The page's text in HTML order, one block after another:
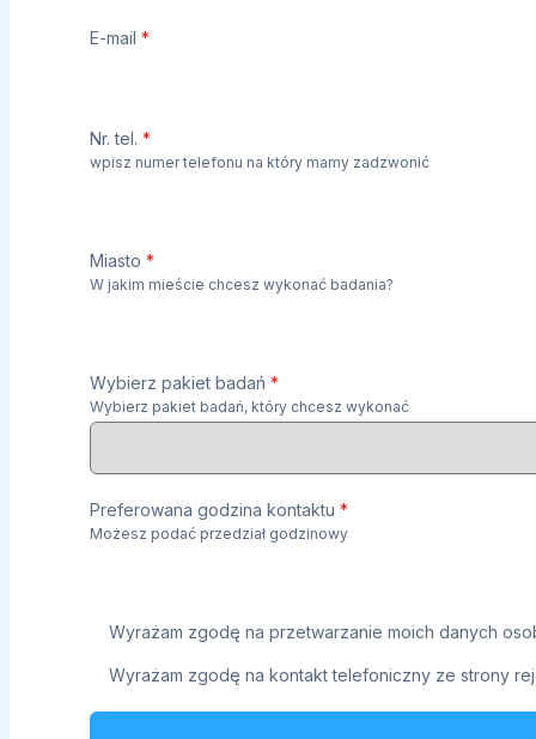
E-mail*
Nr. tel.*
wpisz numer telefonu na który mamy zadzwonić
Miasto*
W jakim mieście chcesz wykonać badania?
Wybierz pakiet badań*
Wybierz pakiet badań, który chcesz wykonać
Preferowana godzina kontaktu*
Możesz podać przedział godzinowy
Wyrażam zgodę na przetwarzanie moich danych
Wyrażam zgodę na kontakt telefoniczny ze strony